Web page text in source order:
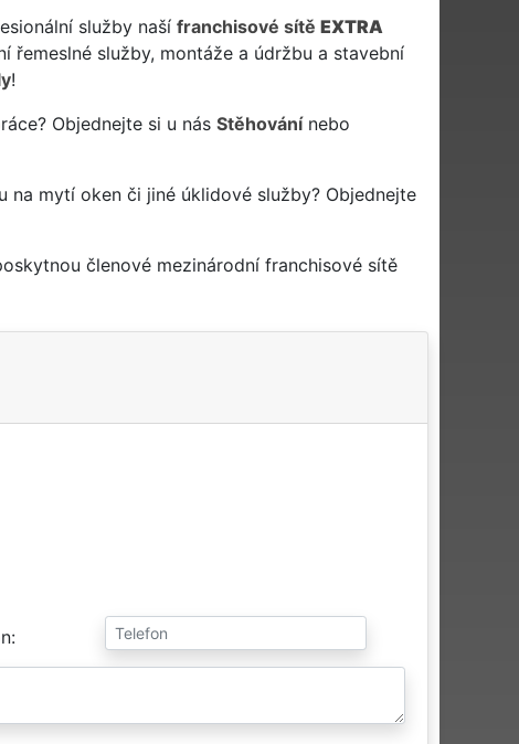
služby naší franchisové sítě EXTRA
řemeslné služby, montáže a údržbu a stavební
!
Objednejte si u nás Stěhovánínebo
mytí oken či jiné úklidové služby? Objednejte
členové mezinárodní franchisové sítě